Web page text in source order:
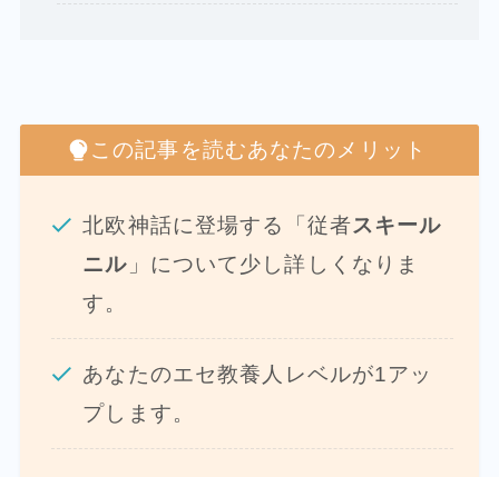
この記事を読むあなたのメリット
北欧神話に登場する「従者スキール
ニル 」について少し詳しくなりま
す。
あなたのエセ教養人レベルが1アッ
プします。